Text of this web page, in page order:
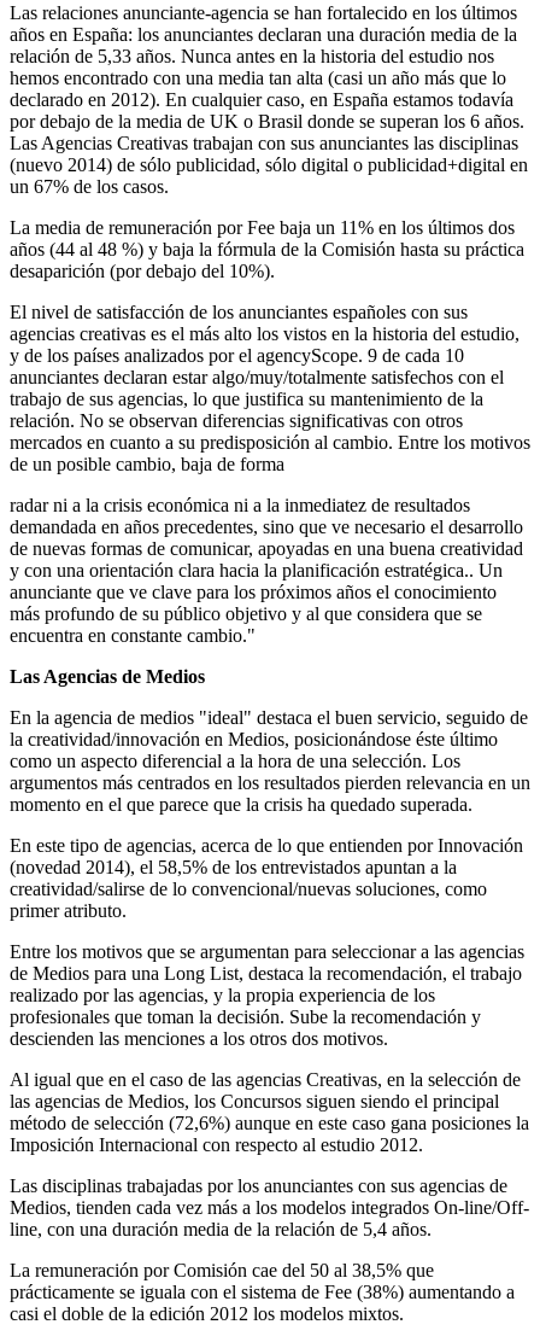
Las relaciones anunciante-agencia se han fortalecido en los últimos
años en España: los anunciantes declaran una duración media de la
relación de 5,33 años. Nunca antes en la historia del estudio nos
hemos encontrado con una media tan alta (casi un año más que lo
declarado en 2012). En cualquier caso, en España estamos todavía
por debajo de la media de UK o Brasil donde se superan los 6 años.
Las Agencias Creativas trabajan con sus anunciantes las disciplinas
(nuevo 2014) de sólo publicidad, sólo digital o publicidad+digital en
un 67% de los casos.
La media de remuneración por Fee baja un 11% en los últimos dos
años (44 al 48 %) y baja la fórmula de la Comisión hasta su práctica
desaparición (por debajo del 10%).
El nivel de satisfacción de los anunciantes españoles con sus
agencias creativas es el más alto los vistos en la historia del estudio,
y de los países analizados por el agencyScope. 9 de cada 10
anunciantes declaran estar algo/muy/totalmente satisfechos con el
trabajo de sus agencias, lo que justifica su mantenimiento de la
relación. No se observan diferencias significativas con otros
mercados en cuanto a su predisposición al cambio. Entre los motivos
de un posible cambio, baja de forma
radar ni a la crisis económica ni a la inmediatez de resultados
demandada en años precedentes, sino que ve necesario el desarrollo
de nuevas formas de comunicar, apoyadas en una buena creatividad
y con una orientación clara hacia la planificación estratégica.. Un
anunciante que ve clave para los próximos años el conocimiento
más profundo de su público objetivo y al que considera que se
encuentra en constante cambio."
Las Agencias de Medios
En la agencia de medios "ideal" destaca el buen servicio, seguido de
la creatividad/innovación en Medios, posicionándose éste último
como un aspecto diferencial a la hora de una selección. Los
argumentos más centrados en los resultados pierden relevancia en un
momento en el que parece que la crisis ha quedado superada.
En este tipo de agencias, acerca de lo que entienden por Innovación
(novedad 2014), el 58,5% de los entrevistados apuntan a la
creatividad/salirse de lo convencional/nuevas soluciones, como
primer atributo.
Entre los motivos que se argumentan para seleccionar a las agencias
de Medios para una Long List, destaca la recomendación, el trabajo
realizado por las agencias, y la propia experiencia de los
profesionales que toman la decisión. Sube la recomendación y
descienden las menciones a los otros dos motivos.
Al igual que en el caso de las agencias Creativas, en la selección de
las agencias de Medios, los Concursos siguen siendo el principal
método de selección (72,6%) aunque en este caso gana posiciones la
Imposición Internacional con respecto al estudio 2012.
Las disciplinas trabajadas por los anunciantes con sus agencias de
Medios, tienden cada vez más a los modelos integrados On-line/Off-
line, con una duración media de la relación de 5,4 años.
La remuneración por Comisión cae del 50 al 38,5% que
prácticamente se iguala con el sistema de Fee (38%) aumentando a
casi el doble de la edición 2012 los modelos mixtos.